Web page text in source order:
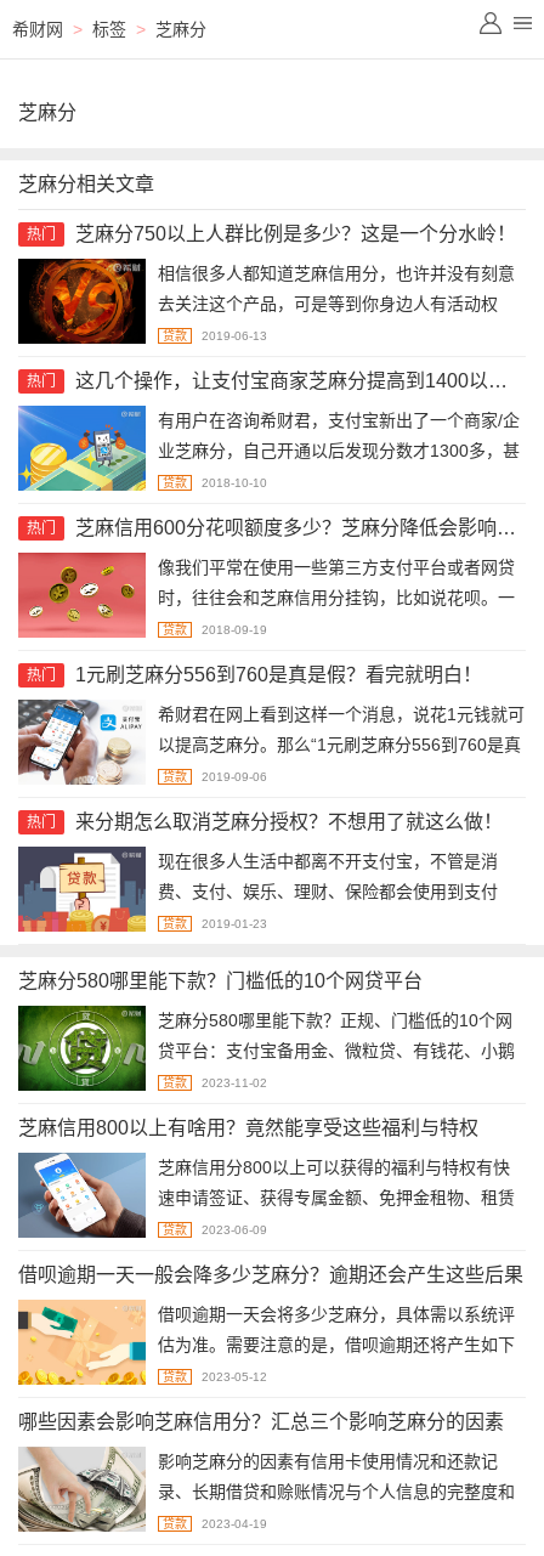
希财网 > 标签 > 芝麻分
芝麻分
芝麻分相关文章
热门 芝麻分750以上人群比例是多少？这是一个分水岭！
​相信很多人都知道芝麻信用分，也许并没有刻意
去关注这个产品，可是等到你身边人有活动权
限、优惠体验的时候，你才发现自己没有，不属
贷款 2019-06-13
热门 这几个操作，让支付宝商家芝麻分提高到1400以上！
有用户在咨询希财君，支付宝新出了一个商家/企
业芝麻分，自己开通以后发现分数才1300多，甚
至都不够开通网商贷。其实这个商家芝麻分等级
那么今天希财君为大家介绍一下怎么快速提高分
数。
贷款 2018-10-10
热门 芝麻信用600分花呗额度多少？芝麻分降低会影响花呗额度吗？
像我们平常在使用一些第三方支付平台或者网贷
时，往往会和芝麻信用分挂钩，比如说花呗。一
般芝麻信用分600可以去开通花呗，至于600分可
额度不仅仅只看你的芝麻分。当然，你的芝麻分
若下降了，也是会影响到花呗额度的。
贷款 2018-09-19
热门 1元刷芝麻分556到760是真是假？看完就明白！
希财君在网上看到这样一个消息，说花1元钱就可
以提高芝麻分。那么“1元刷芝麻分556到760是真
是假呢？”，下面就来简单地说一下，希望对大家
贷款 2019-09-06
热门 来分期怎么取消芝麻分授权？不想用了就这么做！
​现在很多人生活中都离不开支付宝，不管是消
费、支付、娱乐、理财、保险都会使用到支付
宝，支付宝上还有一些第三方贷款平台，比如来
不想用了怎么取消芝麻分授权呢？会有什么影响
呢？
贷款 2019-01-23
芝麻分580哪里能下款？门槛低的10个网贷平台
芝麻分580哪里能下款？正规、门槛低的10个网
贷平台：支付宝备用金、微粒贷、有钱花、小鹅
花钱、小芽贷、招联好期贷、安逸花、洋钱罐借
贷款 2023-11-02
芝麻信用800以上有啥用？竟然能享受这些福利与特权
芝麻信用分800以上可以获得的福利与特权有快
速申请签证、获得专属金额、免押金租物、租赁
延期归还、二手物品速卖等。
贷款 2023-06-09
借呗逾期一天一般会降多少芝麻分？逾期还会产生这些后果
借呗逾期一天会将多少芝麻分，具体需以系统评
估为准。需要注意的是，借呗逾期还将产生如下
不良影响：功能限制、征信受损、产生逾期费
贷款 2023-05-12
哪些因素会影响芝麻信用分？汇总三个影响芝麻分的因素
影响芝麻分的因素有信用卡使用情况和还款记
录、长期借贷和赊账情况与个人信息的完整度和
准确性，这三个方面对芝麻分的影响最大。
贷款 2023-04-19